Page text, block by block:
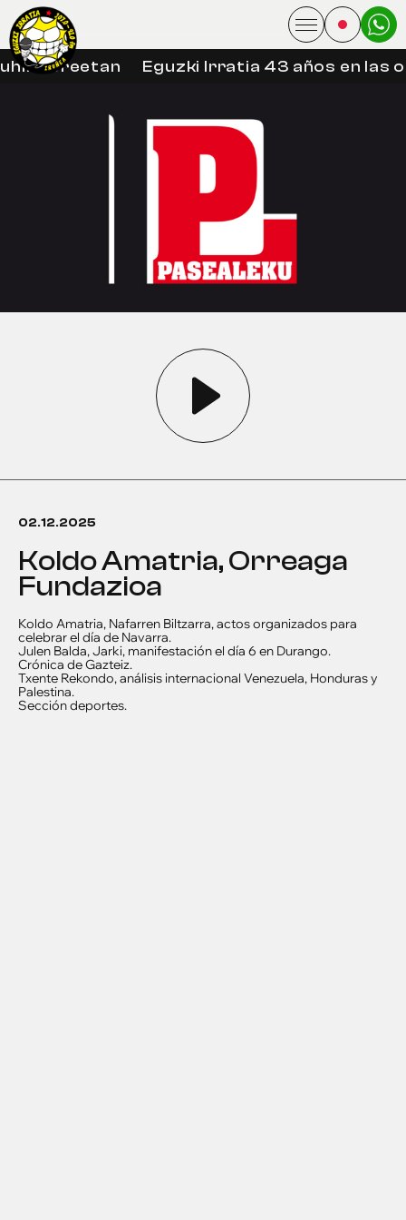
libreetan Eguzki Irratia 43 años en las
02.12.2025
Koldo Amatria, Orreaga
Fundazioa
Koldo Amatria, Nafarren Biltzarra, actos organizados para
celebrar el día de Navarra.
Julen Balda, Jarki, manifestación el día 6 en Durango.
Crónica de Gazteiz.
Txente Rekondo, análisis internacional Venezuela, Honduras y
Palestina.
Sección deportes.